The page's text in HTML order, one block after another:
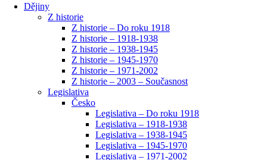
Dějiny
Z historie
Z historie – Do roku 1918
Z historie – 1918-1938
Z historie – 1938-1945
Z historie – 1945-1970
Z historie – 1971-2002
Z historie – 2003 – Současnost
Legislativa
Česko
Legislativa – Do roku 1918
Legislativa – 1918-1938
Legislativa – 1938-1945
Legislativa – 1945-1970
Legislativa – 1971-2002